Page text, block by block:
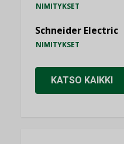
NIMITYKSET
Schneider Electric
NIMITYKSET
KATSO KAIKKI